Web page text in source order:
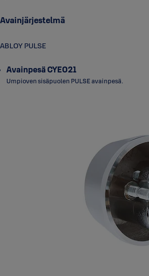
Avainjärjestelmä
ABLOY PULSE
Avainpesä CYE021
Umpioven sisäpuolen PULSE avainpesä.